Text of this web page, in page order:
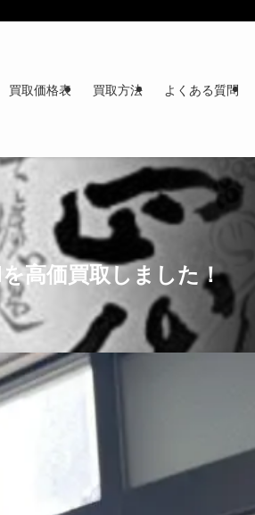
買取価格表 買取方法 よくある質問
高価買取しました！